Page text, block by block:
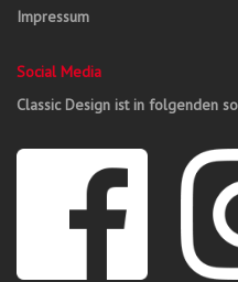
Impressum
Social Media
Classic Design ist in folgenden